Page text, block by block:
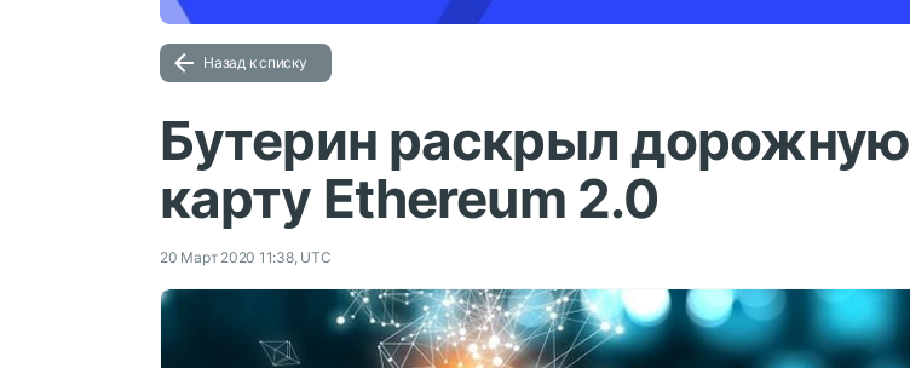
Назад к списку
Бутерин раскрыл дорожную
карту Ethereum 2.0
20 Март 2020 11:38, UTC